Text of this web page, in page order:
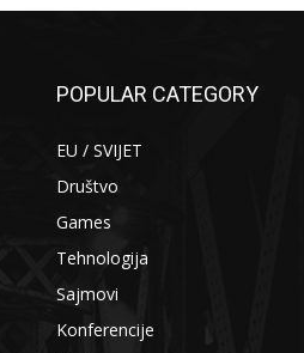
POPULAR CATEGORY
EU / SVIJET
Društvo
Games
Tehnologija
Sajmovi
Konferencije